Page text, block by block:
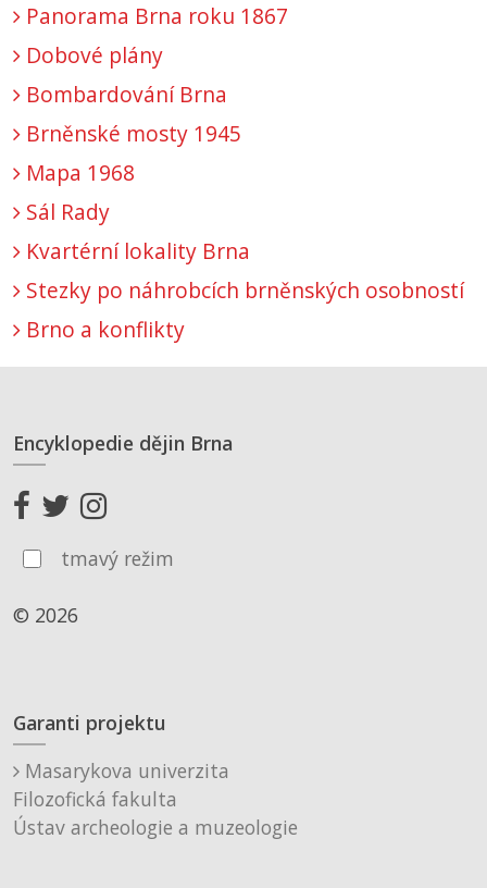
Panorama Brna roku 1867
Dobové plány
Bombardování Brna
Brněnské mosty 1945
Mapa 1968
Sál Rady
Kvartérní lokality Brna
Stezky po náhrobcích brněnských osobností
Brno a konflikty
Encyklopedie dějin Brna
tmavý režim
© 2026
Garanti projektu
Masarykova univerzita
Filozofická fakulta
Ústav archeologie a muzeologie